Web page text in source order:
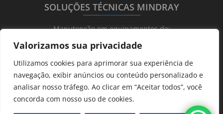
Valorizamos sua privacidade
Utilizamos cookies para aprimorar sua experiência de
navegação, exibir anúncios ou conteúdo personalizado e
analisar nosso tráfego. Ao clicar em “Aceitar todos”, você
concorda com nosso uso de cookies.
SOLUÇÕES TÉCNICAS MINDRAY
_______________________
Manutenção em equipamentos de:
Ultrassonografia
Ecocardiografia
Transdutores
Hematológicos